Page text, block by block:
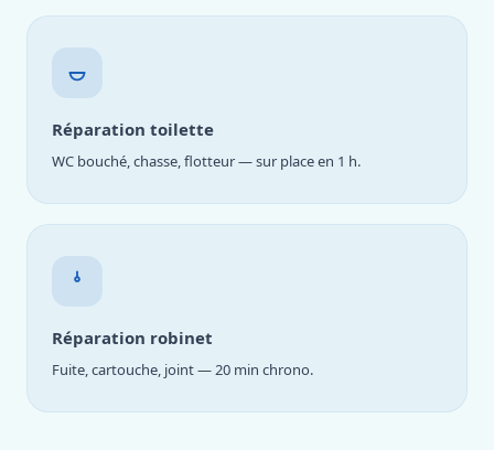
Réparation toilette
WC bouché, chasse, flotteur — sur place en 1 h.
Réparation robinet
Fuite, cartouche, joint — 20 min chrono.